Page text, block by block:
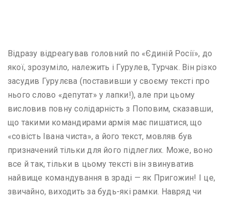
Відразу відреагував головний по «Єдиній Росії», до
якої, зрозуміло, належить і Гурулев, Турчак. Він різко
засудив Гурулєва (поставивши у своєму тексті про
нього слово «депутат» у лапки!), але при цьому
висловив повну солідарність з Поповим, сказавши,
що такими командирами армія має пишатися, що
«совість Івана чиста», а його текст, мовляв був
призначений тільки для його підлеглих. Може, воно
все й так, тільки в цьому тексті він звинуватив
найвище командування в зраді — як Пригожин! І це,
звичайно, виходить за будь-які рамки. Навряд чи